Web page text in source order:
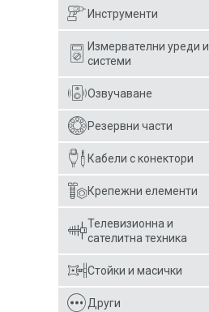
Инструменти
Измервателни уреди и
системи
Озвучаване
Резервни части
Кабели с конектори
Крепежни елементи
Телевизионна и
сателитна техника
Стойки и масички
Други